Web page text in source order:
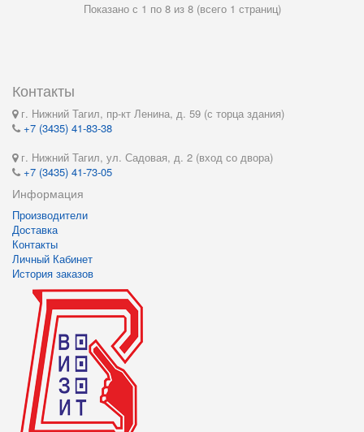
Показано с 1 по 8 из 8 (всего 1 страниц)
Контакты
г. Нижний Тагил, пр-кт Ленина, д. 59 (с торца здания)
+7 (3435) 41-83-38
г. Нижний Тагил, ул. Садовая, д. 2 (вход со двора)
+7 (3435) 41-73-05
Информация
Производители
Доставка
Контакты
Личный Кабинет
История заказов